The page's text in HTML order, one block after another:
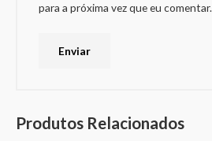
para a próxima vez que eu comentar.
Produtos Relacionados